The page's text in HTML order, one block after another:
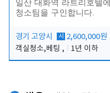
일산 대화역 라트리호텔
청소팀을 구인합니다.
경기 고양시 시
2,600,000원
객실청소,베팅 ,
1년 이하